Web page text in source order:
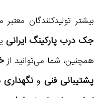
بیشتر تولیدکنندگان معتبر
جک درب پارکینگ ایرانی
همچنین، شما می‌توانید از
پشتیبانی فنی و نگهداری